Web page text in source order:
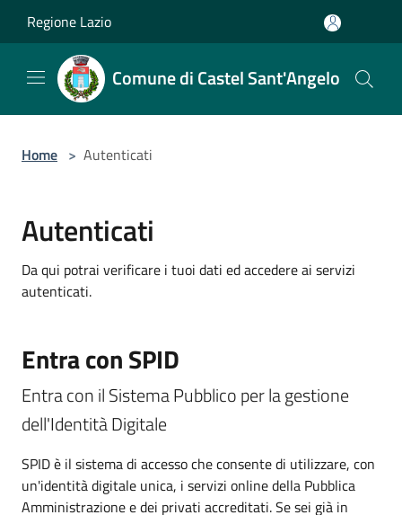
Regione Lazio
Comune di Castel Sant'Angelo
Home > Autenticati
Autenticati
Da qui potrai verificare i tuoi dati ed accedere ai servizi
autenticati.
Entra con SPID
Entra con il Sistema Pubblico per la gestione
dell'Identità Digitale
SPID è il sistema di accesso che consente di utilizzare, con
un'identità digitale unica, i servizi online della Pubblica
Amministrazione e dei privati accreditati. Se sei già in